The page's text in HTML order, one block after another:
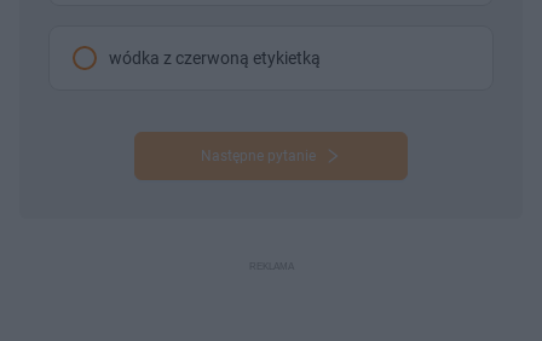
wódka z czerwoną etykietką
Następne pytanie